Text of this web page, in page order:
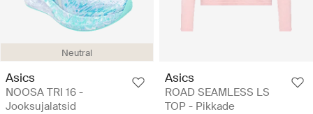
Neutral
Asics
NOOSA TRI 16 -
Jooksujalatsid
Asics
ROAD SEAMLESS LS
TOP - Pikkade